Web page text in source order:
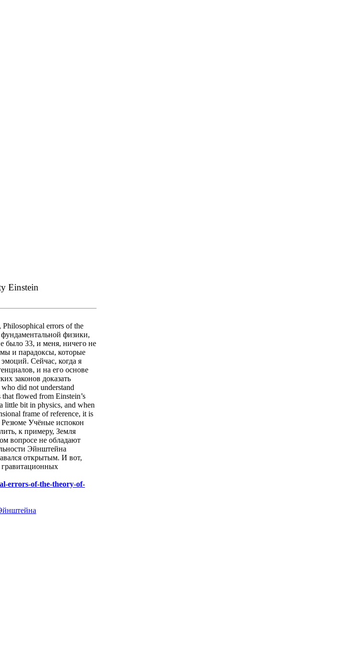
Einstein
errors of the
физики,
было 33, и меня, ничего не
и парадоксы, которые
Сейчас, когда я
и на его основе
законов доказать
did not understand
flowed from Einstein’s
little bit in physics, and when
frame of reference, it is
Резюме Учёные испокон
к примеру, Земля
вопросе не обладают
Эйнштейна
открытым. И вот,
гравитационных
errors-of-the-theory-of-